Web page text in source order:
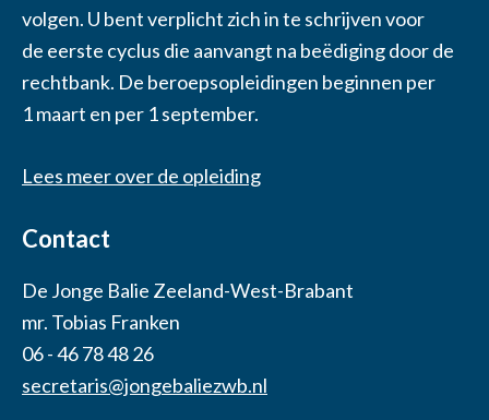
volgen. U bent verplicht zich in te schrijven voor
de eerste cyclus die aanvangt na beëdiging door de
rechtbank. De beroepsopleidingen beginnen per
1 maart en per 1 september.
Lees meer over de opleiding
Contact
De Jonge Balie Zeeland-West-Brabant
mr. Tobias Franken
06 - 46 78 48 26
secretaris@jongebaliezwb.nl